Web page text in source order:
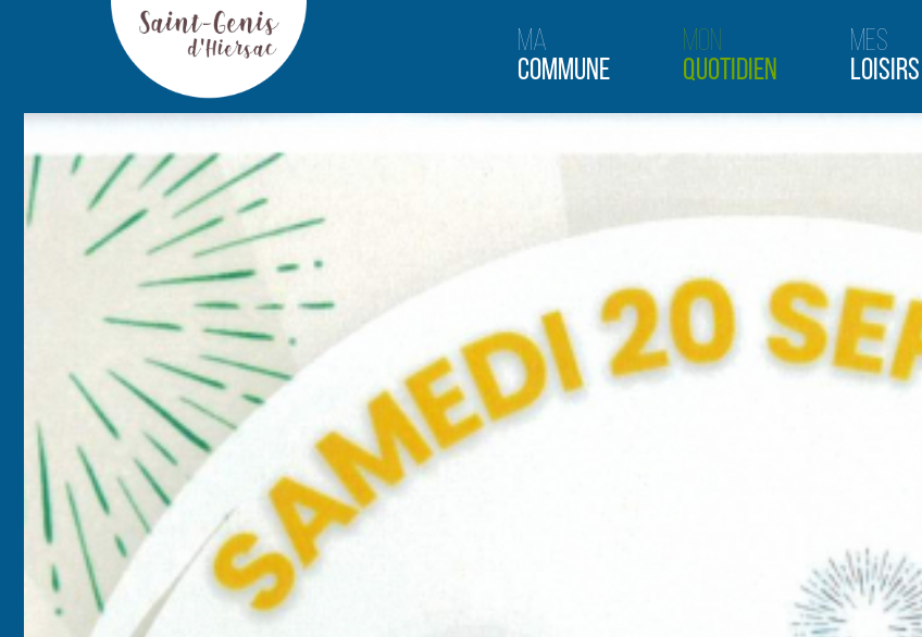
Ma
Commune
Mon
Quotidien
Mes
Loisirs